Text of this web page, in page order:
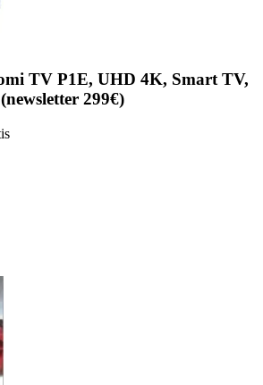
TV P1E, UHD 4K, Smart TV,
299€)